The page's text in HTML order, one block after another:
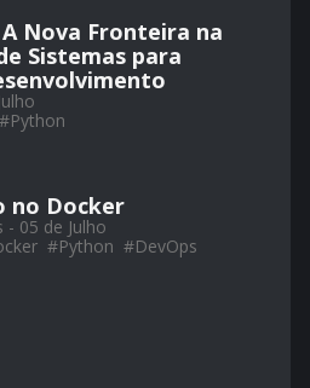
A Nova Fronteira na
Sistemas para
#Python
no Docker
- 05 de Julho
#Python #DevOps